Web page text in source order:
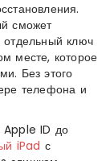
сможет
отдельный ключ
месте, которое
Без этого
телефона и
Apple ID до
iPad с